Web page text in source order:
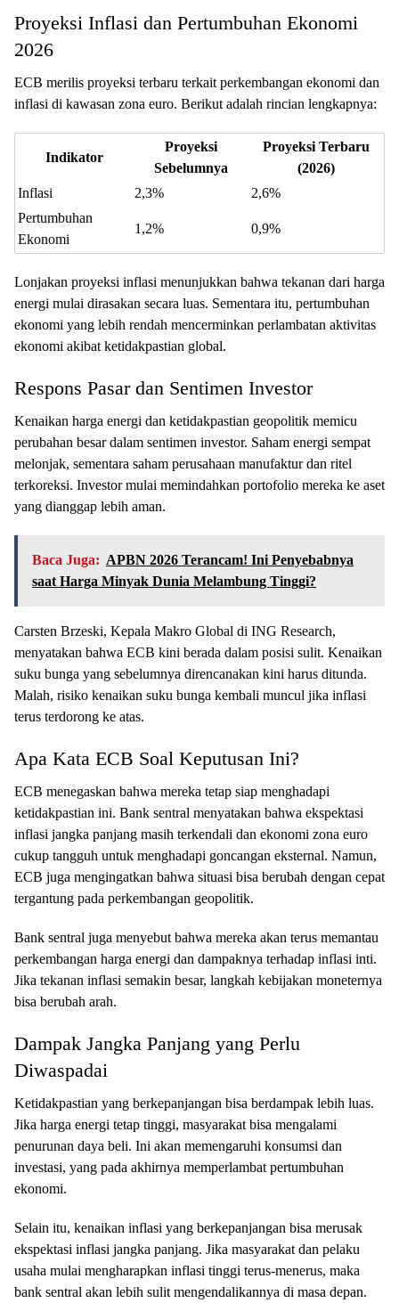
Proyeksi Inflasi dan Pertumbuhan Ekonomi
2026
ECB merilis proyeksi terbaru terkait perkembangan ekonomi dan
inflasi di kawasan zona euro. Berikut adalah rincian lengkapnya:
Indikator
Proyeksi
Sebelumnya
Proyeksi Terbaru
(2026)
Inflasi
2,3%
2,6%
Pertumbuhan
Ekonomi
1,2% 0,9%
Lonjakan proyeksi inflasi menunjukkan bahwa tekanan dari harga
energi mulai dirasakan secara luas. Sementara itu, pertumbuhan
ekonomi yang lebih rendah mencerminkan perlambatan aktivitas
ekonomi akibat ketidakpastian global.
Respons Pasar dan Sentimen Investor
Kenaikan harga energi dan ketidakpastian geopolitik memicu
perubahan besar dalam sentimen investor. Saham energi sempat
melonjak, sementara saham perusahaan manufaktur dan ritel
terkoreksi. Investor mulai memindahkan portofolio mereka ke aset
yang dianggap lebih aman.
Baca Juga: APBN 2026 Terancam! Ini Penyebabnya
saat Harga Minyak Dunia Melambung Tinggi?
Carsten Brzeski, Kepala Makro Global di ING Research,
menyatakan bahwa ECB kini berada dalam posisi sulit. Kenaikan
suku bunga yang sebelumnya direncanakan kini harus ditunda.
Malah, risiko kenaikan suku bunga kembali muncul jika inflasi
terus terdorong ke atas.
Apa Kata ECB Soal Keputusan Ini?
ECB menegaskan bahwa mereka tetap siap menghadapi
ketidakpastian ini. Bank sentral menyatakan bahwa ekspektasi
inflasi jangka panjang masih terkendali dan ekonomi zona euro
cukup tangguh untuk menghadapi goncangan eksternal. Namun,
ECB juga mengingatkan bahwa situasi bisa berubah dengan cepat
tergantung pada perkembangan geopolitik.
Bank sentral juga menyebut bahwa mereka akan terus memantau
perkembangan harga energi dan dampaknya terhadap inflasi inti.
Jika tekanan inflasi semakin besar, langkah kebijakan moneternya
bisa berubah arah.
Dampak Jangka Panjang yang Perlu
Diwaspadai
Ketidakpastian yang berkepanjangan bisa berdampak lebih luas.
Jika harga energi tetap tinggi, masyarakat bisa mengalami
penurunan daya beli. Ini akan memengaruhi konsumsi dan
investasi, yang pada akhirnya memperlambat pertumbuhan
ekonomi.
Selain itu, kenaikan inflasi yang berkepanjangan bisa merusak
ekspektasi inflasi jangka panjang. Jika masyarakat dan pelaku
usaha mulai mengharapkan inflasi tinggi terus-menerus, maka
bank sentral akan lebih sulit mengendalikannya di masa depan.